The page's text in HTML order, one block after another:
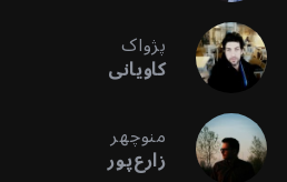
پژواک
کاویانی
منوچهر
زارع‌پور